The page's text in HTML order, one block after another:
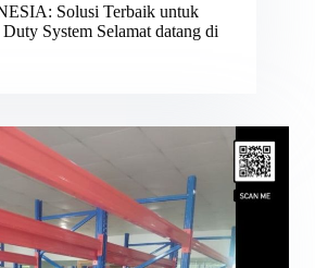
Solusi Terbaik untuk
System Selamat datang di